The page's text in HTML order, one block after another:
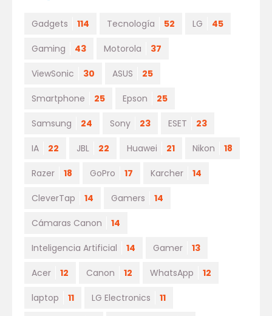
Gadgets 114 Tecnología 52 LG 45
Gaming 43 Motorola 37
ViewSonic 30 ASUS 25
Smartphone 25 Epson 25
Samsung 24 Sony 23 ESET 23
IA 22 JBL 22 Huawei 21 Nikon 18
Razer 18 GoPro 17 Karcher 14
CleverTap 14 Gamers 14
Cámaras Canon 14
Inteligencia Artificial 14 Gamer 13
Acer 12 Canon 12 WhatsApp 12
laptop 11 LG Electronics 11